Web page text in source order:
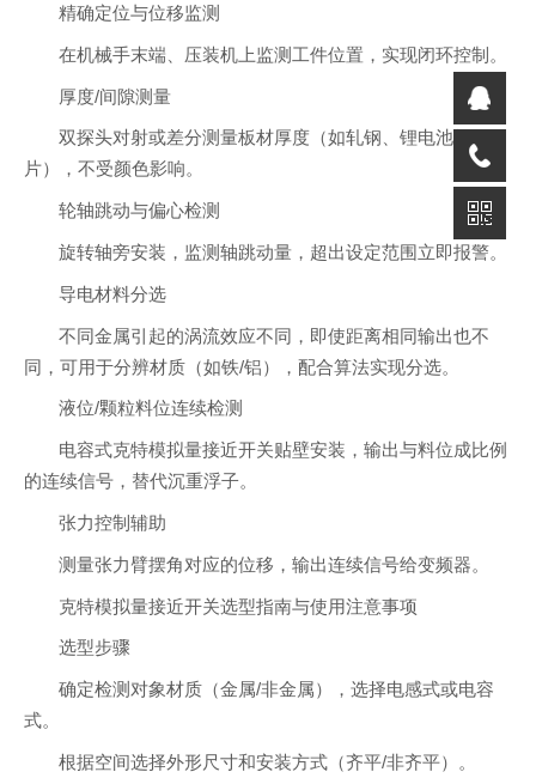
精确定位与位移监测
在机械手末端、压装机上监测工件位置，实现闭环控制。
厚度/间隙测量
双探头对射或差分测量板材厚度（如轧钢、锂电池极
片），不受颜色影响。
轮轴跳动与偏心检测
旋转轴旁安装，监测轴跳动量，超出设定范围立即报警。
导电材料分选
不同金属引起的涡流效应不同，即使距离相同输出也不
同，可用于分辨材质（如铁/铝），配合算法实现分选。
液位/颗粒料位连续检测
电容式克特模拟量接近开关贴壁安装，输出与料位成比例
的连续信号，替代沉重浮子。
张力控制辅助
测量张力臂摆角对应的位移，输出连续信号给变频器。
克特模拟量接近开关选型指南与使用注意事项
选型步骤
确定检测对象材质（金属/非金属），选择电感式或电容
式。
根据空间选择外形尺寸和安装方式（齐平/非齐平）。